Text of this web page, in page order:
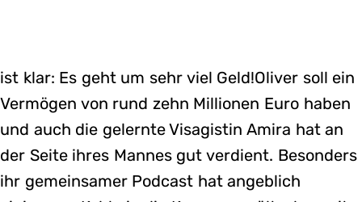
ist klar: Es geht um sehr viel Geld!Oliver soll ein
Vermögen von rund zehn Millionen Euro haben
und auch die gelernte Visagistin Amira hat an
der Seite ihres Mannes gut verdient. Besonders
ihr gemeinsamer Podcast hat angeblich